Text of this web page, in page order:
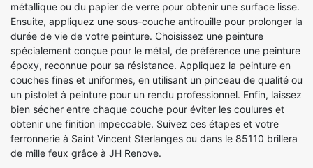
métallique ou du papier de verre pour obtenir une surface lisse.
Ensuite, appliquez une sous-couche antirouille pour prolonger la
durée de vie de votre peinture. Choisissez une peinture
spécialement conçue pour le métal, de préférence une peinture
époxy, reconnue pour sa résistance. Appliquez la peinture en
couches fines et uniformes, en utilisant un pinceau de qualité ou
un pistolet à peinture pour un rendu professionnel. Enfin, laissez
bien sécher entre chaque couche pour éviter les coulures et
obtenir une finition impeccable. Suivez ces étapes et votre
ferronnerie à Saint Vincent Sterlanges ou dans le 85110 brillera
de mille feux grâce à JH Renove.